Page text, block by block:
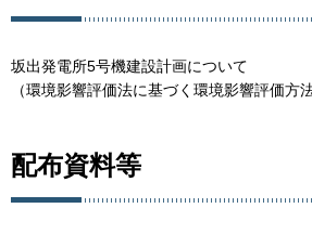
坂出発電所5号機建設計画について
（環境影響評価法に基づく環境影響評価方法
配布資料等